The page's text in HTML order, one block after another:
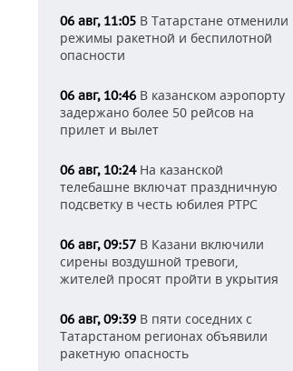
06 авг, 11:05 В Татарстане отменили
режимы ракетной и беспилотной
опасности
06 авг, 10:46 В казанском аэропорту
задержано более 50 рейсов на
прилет и вылет
06 авг, 10:24На казанской
телебашне включат праздничную
подсветку в честь юбилея РТРС
06 авг, 09:57 В Казани включили
сирены воздушной тревоги,
жителей просят пройти в укрытия
06 авг, 09:39 В пяти соседних с
Татарстаном регионах объявили
ракетную опасность